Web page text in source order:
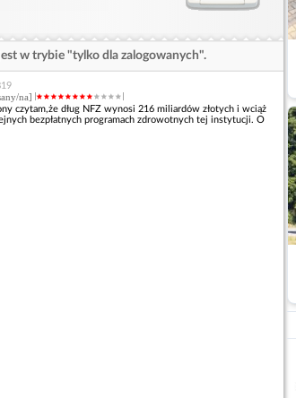
w trybie "tylko dla zalogowanych".
na]
czytam,że dług NFZ wynosi 216 miliardów złotych i wciąż
bezpłatnych programach zdrowotnych tej instytucji. O